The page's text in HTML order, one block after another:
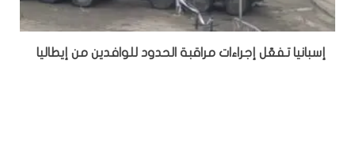
إسبانيا تفعّل إجراءات مراقبة الحدود للوافدين من إيطاليا